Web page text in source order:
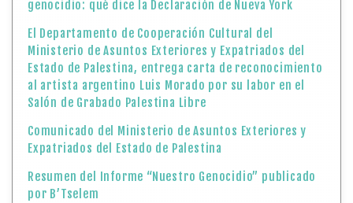
genocidio: qué dice la Declaración de Nueva York
El Departamento de Cooperación Cultural del
Ministerio de Asuntos Exteriores y Expatriados del
Estado de Palestina, entrega carta de reconocimiento
al artista argentino Luis Morado por su labor en el
Salón de Grabado Palestina Libre
Comunicado del Ministerio de Asuntos Exteriores y
Expatriados del Estado de Palestina
Resumen del Informe “Nuestro Genocidio” publicado
por B’Tselem